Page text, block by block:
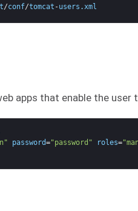
/conf/tomcat -users . xml
apps that enable the
password="password" roles=